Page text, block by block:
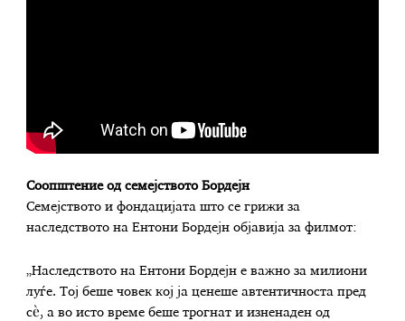
Соопштение од семејството Бордејн
Семејството и фондацијата што се грижи за
наследството на Ентони Бордејн објавија за филмот:
„Наследството на Ентони Бордејн е важно за милиони
луѓе. Тој беше човек кој ја ценеше автентичноста пред
сè, а во исто време беше трогнат и изненаден од